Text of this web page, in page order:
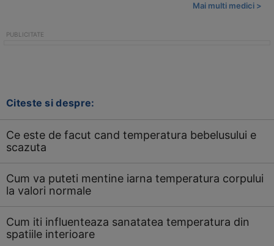
Mai multi medici >
Citeste si despre:
Ce este de facut cand temperatura bebelusului e
scazuta
Cum va puteti mentine iarna temperatura corpului
la valori normale
Cum iti influenteaza sanatatea temperatura din
spatiile interioare